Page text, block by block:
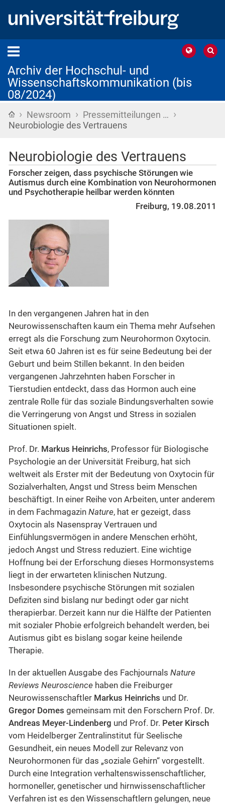
Archiv der Hochschul- und
Wissenschaftskommunikation (bis
08/2024)
Startseite
› Newsroom › Pressemitteilungen … ›
Neurobiologie des Vertrauens
Neurobiologie des Vertrauens
Forscher zeigen, dass psychische Störungen wie
Autismus durch eine Kombination von Neurohormonen
und Psychotherapie heilbar werden könnten
Freiburg, 19.08.2011
In den vergangenen Jahren hat in den
Neurowissenschaften kaum ein Thema mehr Aufsehen
erregt als die Forschung zum Neurohormon Oxytocin.
Seit etwa 60 Jahren ist es für seine Bedeutung bei der
Geburt und beim Stillen bekannt. In den beiden
vergangenen Jahrzehnten haben Forscher in
Tierstudien entdeckt, dass das Hormon auch eine
zentrale Rolle für das soziale Bindungsverhalten sowie
die Verringerung von Angst und Stress in sozialen
Situationen spielt.
Prof. Dr. Markus Heinrichs, Professor für Biologische
Psychologie an der Universität Freiburg, hat sich
weltweit als Erster mit der Bedeutung von Oxytocin für
Sozialverhalten, Angst und Stress beim Menschen
beschäftigt. In einer Reihe von Arbeiten, unter anderem
in dem Fachmagazin Nature, hat er gezeigt, dass
Oxytocin als Nasenspray Vertrauen und
Einfühlungsvermögen in andere Menschen erhöht,
jedoch Angst und Stress reduziert. Eine wichtige
Hoffnung bei der Erforschung dieses Hormonsystems
liegt in der erwarteten klinischen Nutzung.
Insbesondere psychische Störungen mit sozialen
Defiziten sind bislang nur bedingt oder gar nicht
therapierbar. Derzeit kann nur die Hälfte der Patienten
mit sozialer Phobie erfolgreich behandelt werden, bei
Autismus gibt es bislang sogar keine heilende
Therapie.
In der aktuellen Ausgabe des Fachjournals Nature
Reviews Neuroscience haben die Freiburger
Neurowissenschaftler Markus Heinrichs und Dr.
Gregor Domes gemeinsam mit den Forschern Prof. Dr.
Andreas Meyer-Lindenberg und Prof. Dr. Peter Kirsch
vom Heidelberger Zentralinstitut für Seelische
Gesundheit, ein neues Modell zur Relevanz von
Neurohormonen für das „soziale Gehirn“ vorgestellt.
Durch eine Integration verhaltenswissenschaftlicher,
hormoneller, genetischer und hirnwissenschaftlicher
Verfahren ist es den Wissenschaftlern gelungen, neue